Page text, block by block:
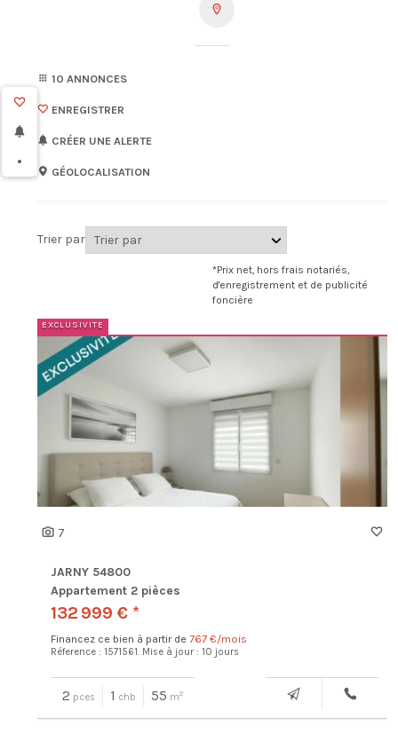
•
10 ANNONCES
ENREGISTRER
CRÉER UNE ALERTE
GÉOLOCALISATION
Trier par
*Prix net, hors frais notariés,
d'enregistrement et de publicité
foncière
7
JARNY 54800
Appartement 2 pièces
132 999 € *
Financez ce bien à partir de 767 €/mois
Réference : 1571561. Mise à jour : 10 jours
2 pces 1 chb 55 m2